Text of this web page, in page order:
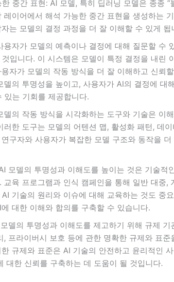
중간 표현: AI 모델, 특히 딥러닝 모델은 종종 “
레이어에서 해석 가능한 중간 표현을 생성하는
는 모델의 결정 과정을 더 잘 이해할 수 있게 됩
용자가 모델의 예측이나 결정에 대해 질문할 수
입니다. 이 시스템은 모델이 특정 결정을 내린
자가 모델의 작동 방식을 더 잘 이해하고 신뢰
델의 투명성을 높이고, 사용자가 AI의 결정에 대
있는 기회를 제공합니다.
델의 작동 방식을 시각화하는 도구와 기술은 이
러한 도구는 모델의 어텐션 맵, 활성화 패턴, 데
구자와 사용자가 복잡한 모델 구조와 동작을
모델의 투명성과 이해도를 높이는 것은 기술적
교육 프로그램과 인식 캠페인을 통해 일반 대중,
기술의 원리와 이슈에 대해 교육하는 것도 중
대한 이해와 합의를 구축할 수 있습니다.
델의 투명성과 이해도를 제고하기 위해 규제 기
, 프라이버시 보호 등에 관한 명확한 규제와 표준
규제와 표준은 AI 기술의 안전하고 윤리적인
대한 신뢰를 구축하는 데 도움이 될 것입니다.